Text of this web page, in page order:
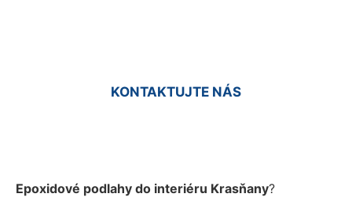
KONTAKTUJTE NÁS
Epoxidové podlahy do interiéru Krasňany?